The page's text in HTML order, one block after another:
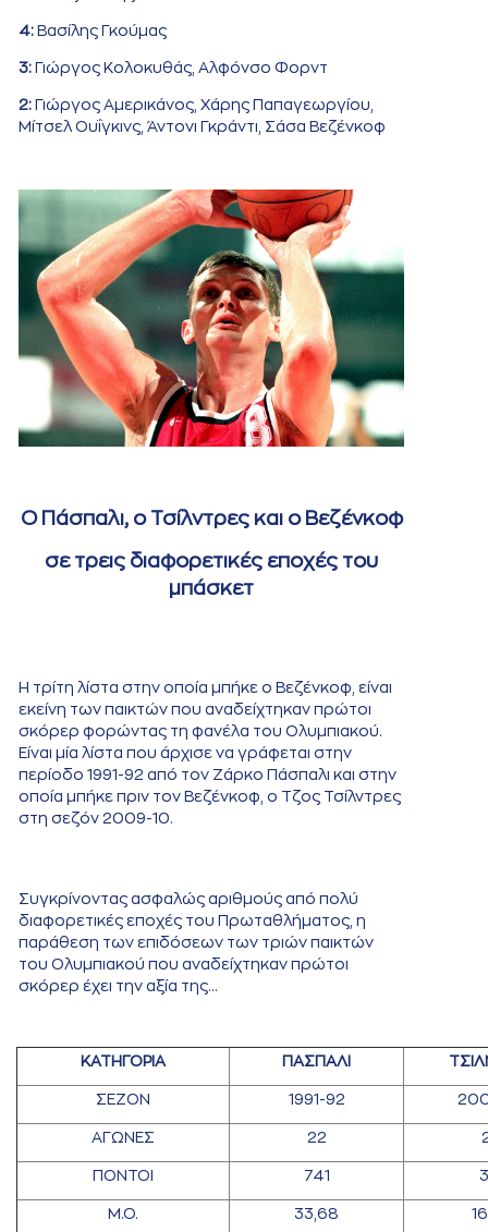
4: Βασίλης Γκούμας
3: Γιώργος Κολοκυθάς, Αλφόνσο Φορντ
2: Γιώργος Αμερικάνος, Χάρης Παπαγεωργίου,
Μίτσελ Ουΐγκινς, Άντονι Γκράντι, Σάσα Βεζένκοφ
Ο Πάσπαλι, ο Τσίλντρες και ο Βεζένκοφ
σε τρεις διαφορετικές εποχές του
μπάσκετ
Η τρίτη λίστα στην οποία μπήκε ο Βεζένκοφ, είναι
εκείνη των παικτών που αναδείχτηκαν πρώτοι
σκόρερ φορώντας τη φανέλα του Ολυμπιακού.
Είναι μία λίστα που άρχισε να γράφεται στην
περίοδο 1991-92 από τον Ζάρκο Πάσπαλι και στην
οποία μπήκε πριν τον Βεζένκοφ, ο Τζος Τσίλντρες
στη σεζόν 2009-10.
Συγκρίνοντας ασφαλώς αριθμούς από πολύ
διαφορετικές εποχές του Πρωταθλήματος, η
παράθεση των επιδόσεων των τριών παικτών
του Ολυμπιακού που αναδείχτηκαν πρώτοι
σκόρερ έχει την αξία της…
ΚΑΤΗΓΟΡΙΑ ΠΑΣΠΑΛΙ
ΣΕΖΟΝ 1991-92
ΑΓΩΝΕΣ 22
ΠΟΝΤΟΙ 741
Μ.Ο. 33,68